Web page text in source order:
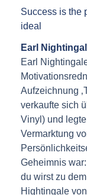
Success is the
ideal
Earl
Earl
Aufzeichnung
verkaufte sich
Vinyl) und
Vermarktung
Geheimnis
du wirst zu
Hightingale